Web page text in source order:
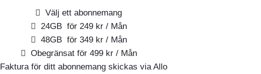
Välj ett abonnemang
24GB för 249 kr / Mån
48GB för 349 kr / Mån
Obegränsat för 499 kr / Mån
Faktura för ditt abonnemang skickas via Allo